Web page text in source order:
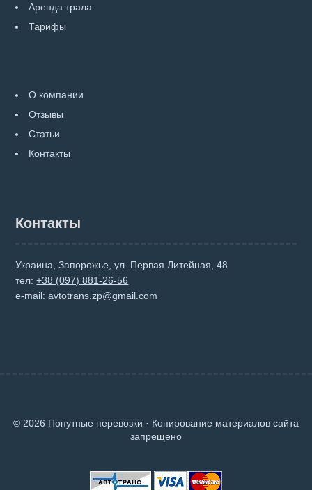
Аренда трала
Тарифы
О компании
Отзывы
Статьи
Контакты
Контакты
Украина, Запорожье, ул. Первая Литейная, 48
тел:+38 (097) 881-26-56
e-mail:avtotrans.zp@gmail.com
© 2026 Попутные перевозки · Копирование материалов сайта
запрещено